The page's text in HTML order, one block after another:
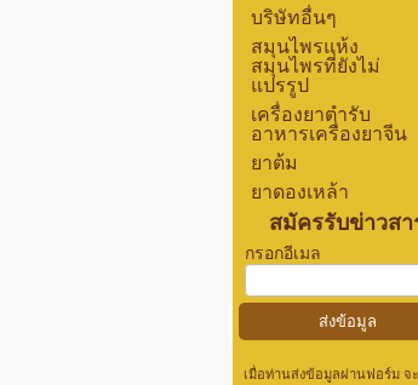
บริษัทอื่นๆ
สมุนไพรแห้ง
สมุนไพรที่ยังไม่
แปรรูป
เครื่องยาตำรับ
อาหารเครื่องยาจีน
ยาต้ม
ยาดองเหล้า
สมัครรับข่าวสา
กรอกอีเมล
เมื่อท่านส่งข้อมูลผ่านฟอร์ม จ